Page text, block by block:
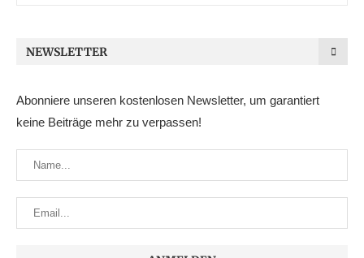
NEWSLETTER
Abonniere unseren kostenlosen Newsletter, um garantiert
keine Beiträge mehr zu verpassen!